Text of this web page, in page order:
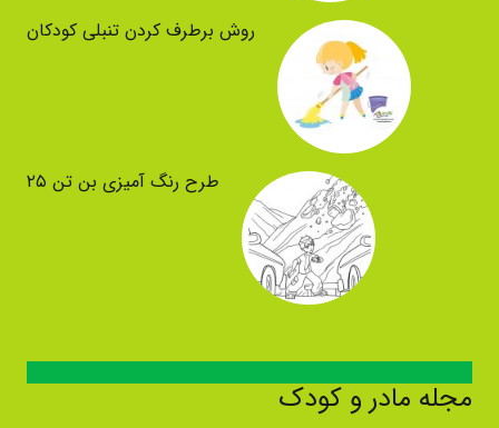
روش برطرف کردن تنبلی کودکان
طرح رنگ آمیزی بن تن ۲۵
مجله مادر و کودک